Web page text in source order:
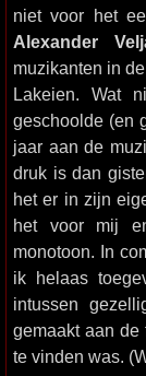
niet voor het
Alexander
muzikanten in
Lakeien. Wat
geschoolde (en
jaar aan de
druk is dan
het er in zijn
het voor mij
monotoon. In
ik helaas
intussen
gemaakt aan
te vinden was.